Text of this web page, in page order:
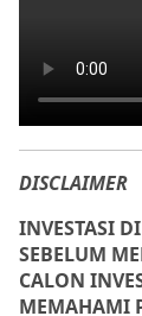
DISCLAIMER
INVESTASI
SEBELUM
CALON
MEMAHAMI